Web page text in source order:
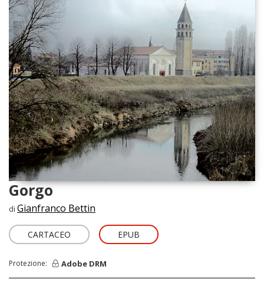
Gorgo
di Gianfranco Bettin
CARTACEO EPUB
Protezione: Adobe DRM